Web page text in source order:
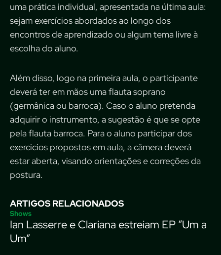
uma prática individual, apresentada na última aula:
sejam exercícios abordados ao longo dos
encontros de aprendizado ou algum tema livre à
escolha do aluno.
Além disso, logo na primeira aula, o participante
deverá ter em mãos uma flauta soprano
(germânica ou barroca). Caso o aluno pretenda
adquirir o instrumento, a sugestão é que se opte
pela flauta barroca. Para o aluno participar dos
exercícios propostos em aula, a câmera deverá
estar aberta, visando orientações e correções da
postura.
ARTIGOS RELACIONADOS
Shows
Ian Lasserre e Clariana estreiam EP “Um a
Um”